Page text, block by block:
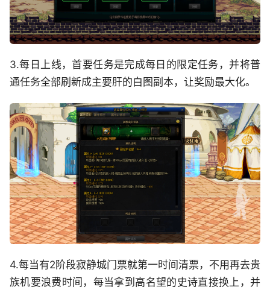
3.每日上线，首要任务是完成每日的限定任务，并将普
通任务全部刷新成主要肝的白图副本，让奖励最大化。
4.每当有2阶段寂静城门票就第一时间清票，不用再去贵
族机要浪费时间，每当拿到高名望的史诗直接换上，并